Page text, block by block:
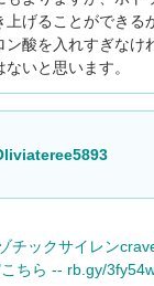
上げることができる
ン酸を入れすぎなけ
ないと思います。
チックサイレン
ちら -- rb.gy/